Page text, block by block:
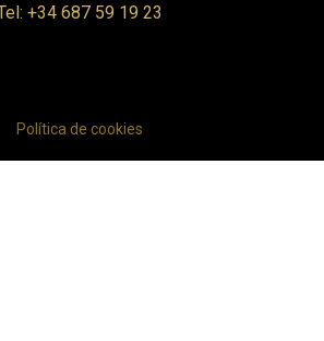
+34 687 59 19 23
Política de cookies